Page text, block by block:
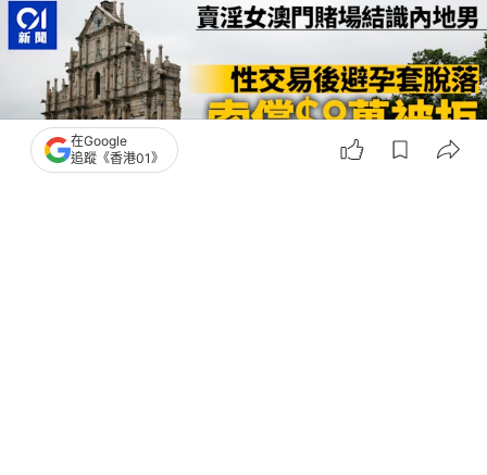
在Google
追蹤《香港01》